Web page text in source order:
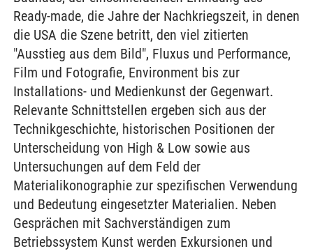
Ready-made, die Jahre der Nachkriegszeit, in denen
die USA die Szene betritt, den viel zitierten
"Ausstieg aus dem Bild", Fluxus und Performance,
Film und Fotografie, Environment bis zur
Installations- und Medienkunst der Gegenwart.
Relevante Schnittstellen ergeben sich aus der
Technikgeschichte, historischen Positionen der
Unterscheidung von High & Low sowie aus
Untersuchungen auf dem Feld der
Materialikonographie zur spezifischen Verwendung
und Bedeutung eingesetzter Materialien. Neben
Gesprächen mit Sachverständigen zum
Betriebssystem Kunst werden Exkursionen und